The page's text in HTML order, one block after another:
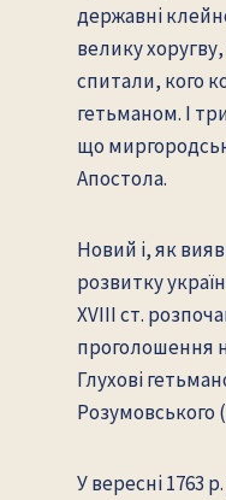
державні
велику хоругву,
спитали, кого
гетьманом. І
що
Апостола.
Новий і, як
розвитку
XVIII ст.
проголошення
Глухові
Розумовського
У вересні 1763